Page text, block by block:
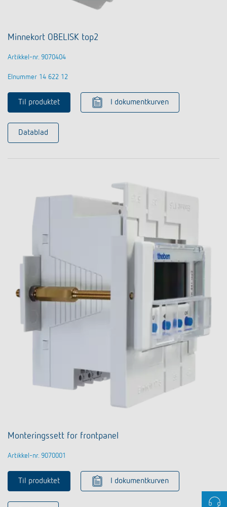
Minnekort OBELISK top2
Artikkel-nr. 9070404
Elnummer 14 622 12
Til produktet I dokumentkurven
Datablad
Monteringssett for frontpanel
Artikkel-nr. 9070001
Til produktet I dokumentkurven